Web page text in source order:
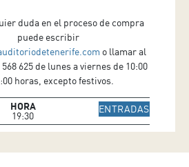
duda en el proceso de compra
puede escribir
o llamar al
625 de lunes a viernes de 10:00
horas, excepto festivos.
HORA
19:30
ENTRADASIR A